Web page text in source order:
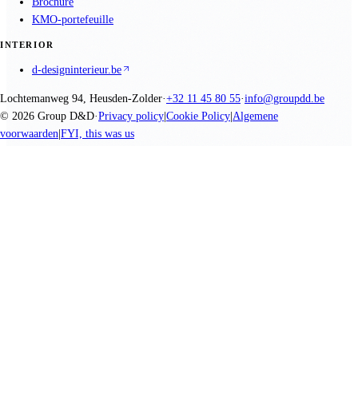
KMO-portefeuille
INTERIOR
d-designinterieur.be
Lochtemanweg 94, Heusden-Zolder·+32 11 45 80 55·info@groupdd.be
© 2026 Group D&D·Privacy policy Cookie Policy Algemene
voorwaarden FYI, this was us